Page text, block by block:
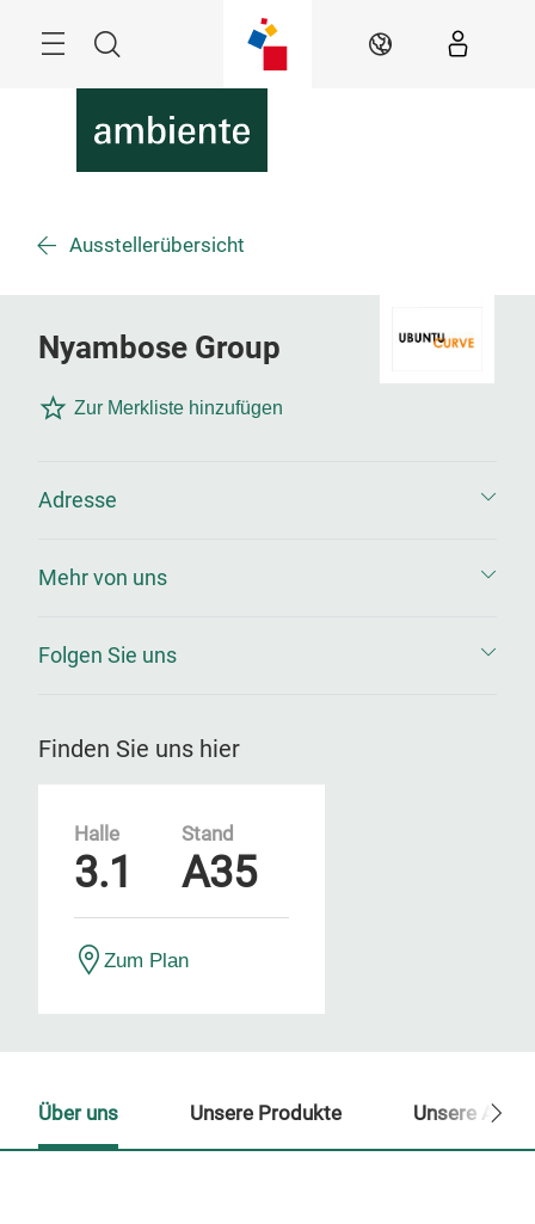
Suche DE
Ausstellerübersicht
Nyambose Group
Zur Merkliste hinzufügen
Adresse
Mehr von uns
Folgen Sie uns
Finden Sie uns hier
Halle
3.1
Stand
A35
Zum Plan
Über uns Unsere Produkte Unsere